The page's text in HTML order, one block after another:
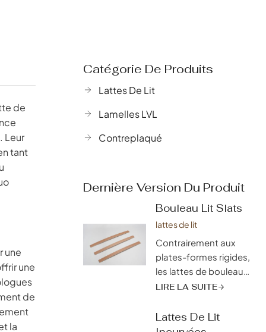
de
Leur
tant
une
une
de
la
Catégorie De Produits
Lattes De Lit
Lamelles LVL
Contreplaqué
Dernière Version Du Produit
Bouleau Lit Slats
lattes de lit
Contrairement aux
plates-formes rigides,
les lattes de bouleau
favorisent une
exceptionnelle,
permettant une
LIRE LA SUITE
Lattes De Lit